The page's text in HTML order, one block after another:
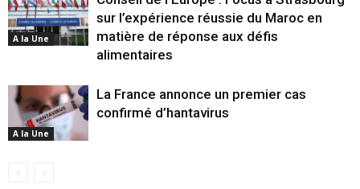
A la Une
sur l’expérience réussie du Maroc en
matière de réponse aux défis
alimentaires
A la Une
La France annonce un premier cas
confirmé d’hantavirus